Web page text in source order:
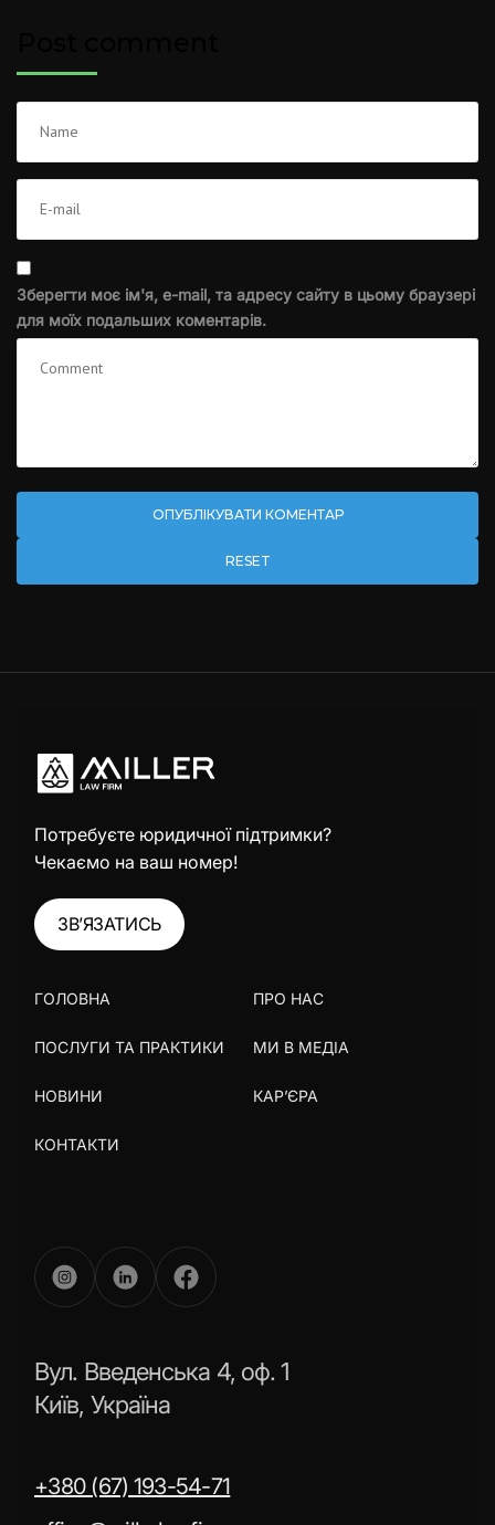
Зберегти моє ім'я, e-mail, та адресу сайту в цьому браузері
для моїх подальших коментарів.
RESET
Потребуєте юридичної підтримки?
Чекаємо на ваш номер!
ЗВ’ЯЗАТИСЬ
ГОЛОВНА ПРО НАС
ПОСЛУГИ ТА ПРАКТИКИ МИ В МЕДІА
НОВИНИ КАР’ЄРА
КОНТАКТИ
Вул. Введенська 4, оф. 1
Київ, Україна
+380 (67) 193-54-71